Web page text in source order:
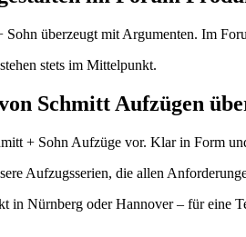
überzeugt mit Argumenten. Im
stets im Mittelpunkt.
Schmitt Aufzügen
+ Sohn Aufzüge vor. Klar in Form
Aufzugsserien, die allen
in Nürnberg oder Hannover – für eine